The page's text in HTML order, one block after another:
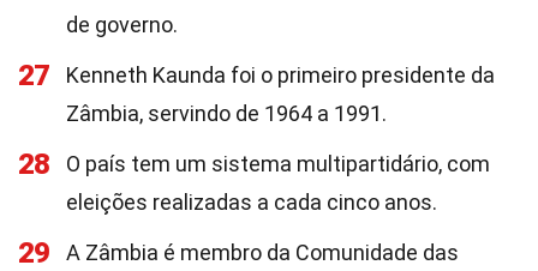
de governo.
27
Kenneth Kaunda foi o primeiro presidente da
Zâmbia, servindo de 1964 a 1991.
28
O país tem um sistema multipartidário, com
eleições realizadas a cada cinco anos.
29
A Zâmbia é membro da Comunidade das